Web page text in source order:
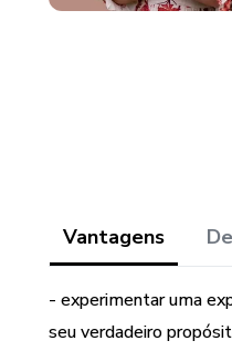
Vantagens
- experimentar uma
seu verdadeiro